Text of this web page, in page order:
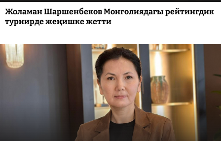
Жоламан Шаршенбеков Монголиядагы рейтингдик
турнирде жеңишке жетти